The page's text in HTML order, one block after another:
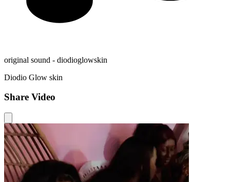
original sound - diodioglowskin
Diodio Glow skin
Share Video